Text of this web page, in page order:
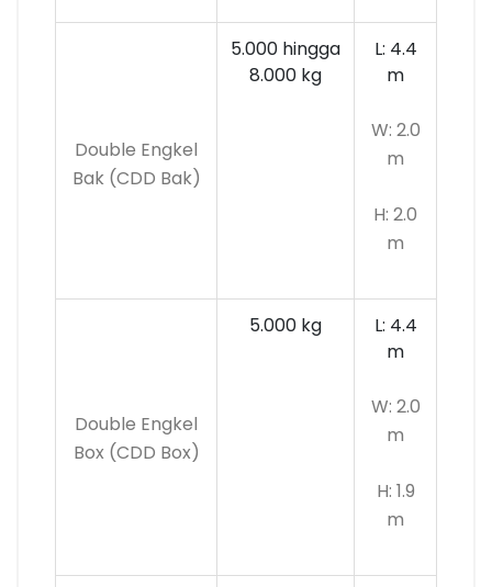
Double Engkel
Bak (CDD Bak)
5.000 hingga
8.000 kg
L: 4.4
m
W: 2.0
m
H: 2.0
m
Double Engkel
Box (CDD Box)
5.000 kg
L: 4.4
m
W: 2.0
m
H: 1.9
m